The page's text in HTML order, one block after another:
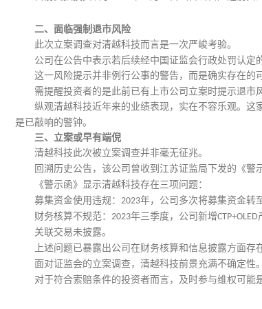
二、 面临强制退市风险
此次立案调查对清越科技而言是一次严峻考验。
公司在公告中表示若后续经中国证监会行政处罚认
这一风险提示并非例行公事的警告，而是确实存在
需提醒投资者的是此前已有上市公司立案时提示退市
纵观清越科技近年来的业绩表现，实在不容乐观。这
是已敲响的警钟。
三、 立案或早有端倪
清越科技此次被立案调查并非毫无征兆。
回溯历史公告，该公司曾收到江苏证监局 下发的《警
《警示函》显示清越科技存在三项问题：
募集资金使用违规： 2023年，公司多次将募集资金转
财务核算不规范： 2023年三季度，公司新增CTP+OLED
关联交易未披露。
上述问题已暴露出公司在财务核算和信息披露方面存
面对证监会的立案调查，清越科技前景充满不确定性
对于符合索赔条件的投资者而言，及时参与维权可能